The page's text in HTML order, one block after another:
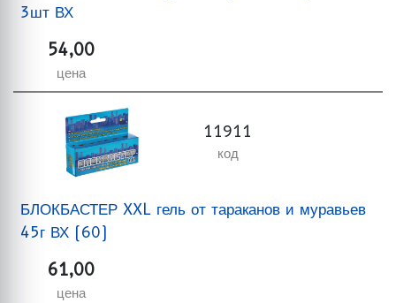
3шт ВХ
54,00
цена
11911
код
БЛОКБАСТЕР XXL гель от тараканов и муравьев
45г ВХ (60)
61,00
цена